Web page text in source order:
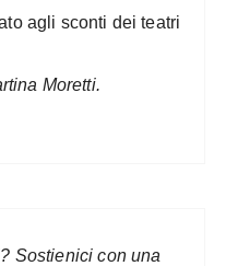
agli sconti dei teatri
Moretti.
Sostienici con una